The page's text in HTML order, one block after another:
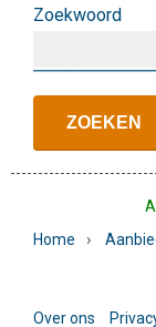
Zoekwoord
Home ›
Over ons